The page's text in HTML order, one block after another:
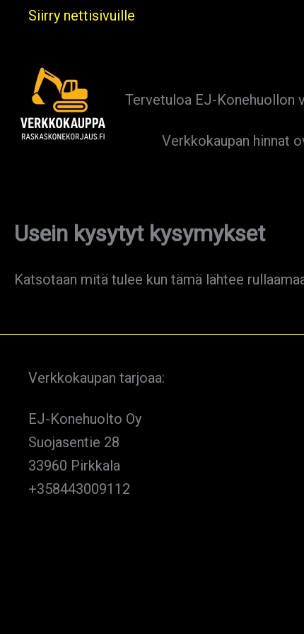
SiirrySiirry nettisivuille
Tervetuloa EJ-Konehuollon
Verkkokaupan hinnat
Usein kysytyt kysymykset
Katsotaan mitä tulee kun tämä lähtee
Verkkokaupan tarjoaa:
EJ-Konehuolto Oy
Suojasentie 28
33960 Pirkkala
+358443009112